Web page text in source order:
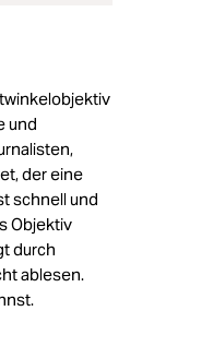
und
der eine
schnell und
Objektiv
durch
ablesen.